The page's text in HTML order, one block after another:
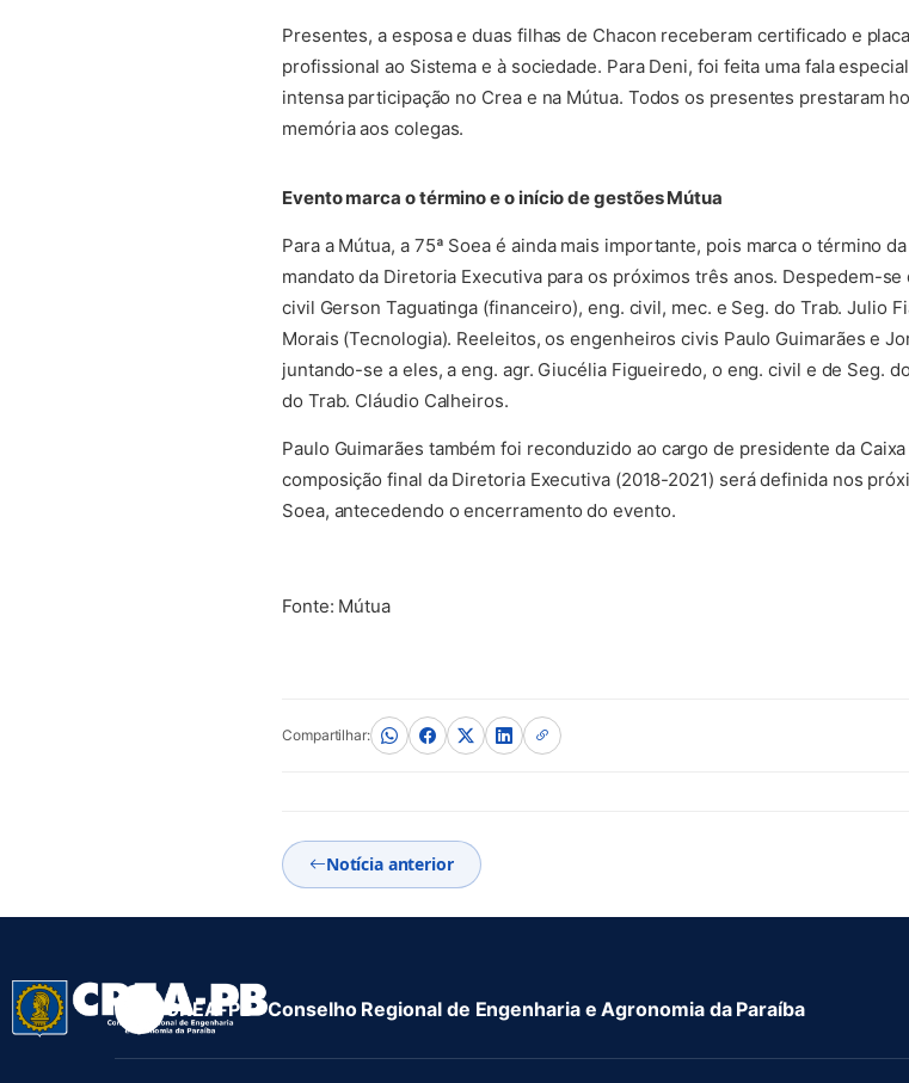
Presentes, a esposa e duas filhas de Chacon receberam certificado e
profissional ao Sistema e à sociedade. Para Deni, foi feita uma fala
intensa participação no Crea e na Mútua. Todos os presentes prestaram
memória aos colegas.
Evento marca o término e o início de gestões Mútua
Para a Mútua, a 75ª Soea é ainda mais importante, pois marca o término
mandato da Diretoria Executiva para os próximos três anos. Despedem-
civil Gerson Taguatinga (financeiro), eng. civil, mec. e Seg. do Trab. Julio
Morais (Tecnologia). Reeleitos, os engenheiros civis Paulo Guimarães e
juntando-se a eles, a eng. agr. Giucélia Figueiredo, o eng. civil e de Seg.
do Trab. Cláudio Calheiros.
Paulo Guimarães também foi reconduzido ao cargo de presidente da
composição final da Diretoria Executiva (2018-2021) será definida nos
Soea, antecedendo o encerramento do evento.
Fonte: Mútua
Compartilhar:
Notícia anterior
CREA-PB · Conselho Regional de Engenharia e Agronomia da Paraíba